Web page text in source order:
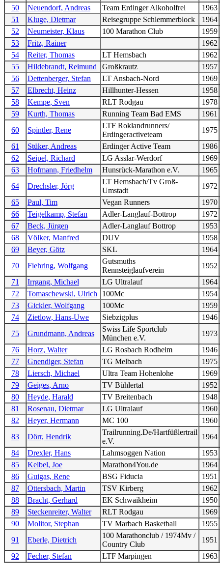
50 Neuendorf, Andreas Team Erdinger Alkoholfrei
1963
51
Kluge, Dietmar Reisegruppe Schlemmerblock
1964
52
Neumeister, Klaus 100 Marathon Club
1959
53
Fritz, Rainer
1962
54
Reiter, Thomas LT Hemsbach
1962
55
Hildebrandt, Reimund Großkrautz
1957
56
Dettenberger, Stefan LT Ansbach-Nord
1969
57
Elbrecht, Heinz Hillhunter-Hessen
1958
58
Kempe, Sven RLT Rodgau
1978
59
Kurth, Thomas Running Team Bad EMS
1961
60
Spintler, Rene
LTF Roklandrunners/
Erdingeractiveteam
1975
61
Stüker, Andreas Erdinger Active Team
1986
62
Seipel, Richard LG Asslar-Werdorf
1969
63
Hofmann, Friedhelm Hunsrück-Marathon e.V.
1965
64
Drechsler, Jörg
LT Hemsbach/Tv Groß-
Umstadt
1972
65
Paul, Tim Vegan Runners
1970
66
Teigelkamp, Stefan Adler-Langlauf-Bottrop
1972
67
Beck, Jürgen Adler-Langlauf Bottrop
1953
68
Völker, Manfred DUV
1958
69
Beyer, Götz SKL
1964
70
Fiehring, Wolfgang
Gutsmuths
Rennsteiglaufverein
1952
71
Irrgang, Michael LG Ultralauf
1964
72
Tomaschewski, Ulrich 100Mc
1954
73
Gickler, Wolfgang 100Mc
1959
74
Zietlow, Hans-Uwe Siebzigplus
1946
75
Grundmann, Andreas
Swiss Life Sportclub
München e.V.
1973
76
Horz, Walter LG Rosbach Rodheim
1946
77
Gnendiger, Stefan TG Melbach
1975
78
Liersch, Michael Ultra Team Hohenlohe
1969
79
Geiges, Arno TV Bühlertal
1952
80
Heyde, Harald TV Breitenbach
1948
81
Rosenau, Dietmar LG Ultralauf
1960
82
Heyer, Hermann MC 100
1960
83
Dörr, Hendrik
Trailrunning.De/Hartfüßlertrail
e.V.
1964
84
Drexler, Hans Lahmsoggen Nation
1953
85
Kelbel, Joe Marathon4You.de
1964
86
Guigas, Rene BSG Fiducia
1951
87
Ottersbach, Martin TSV Kirberg
1962
88
Bracht, Gerhard EK Schwaikheim
1950
89
Steckenreiter, Walter RLT Rodgau
1969
90
Molitor, Stephan TV Marbach Basketball
1955
91
Eberle, Dietrich
100 Marathonclub / 1974Mv /
Country Club
1951
92
Fecher, Stefan LTF Marpingen 1963